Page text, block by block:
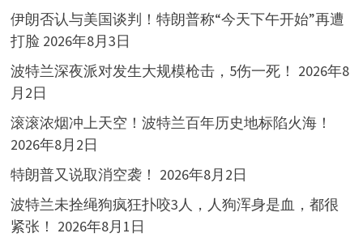
伊朗否认与美国谈判！特朗普称“今天下午开始”再遭
打脸 2026年8月3日
波特兰深夜派对发生大规模枪击，5伤一死！ 2026年8
月2日
滚滚浓烟冲上天空！波特兰百年历史地标陷火海！
2026年8月2日
特朗普又说取消空袭！ 2026年8月2日
波特兰未拴绳狗疯狂扑咬3人，人狗浑身是血，都很
紧张！ 2026年8月1日